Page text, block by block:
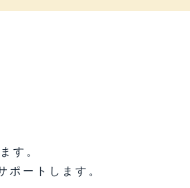
す。
ポートします。